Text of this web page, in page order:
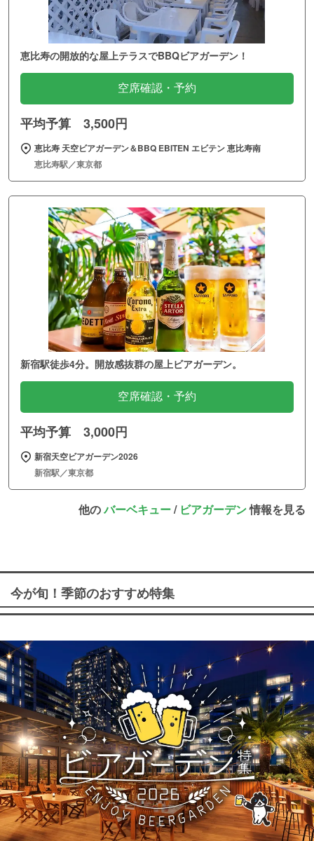
恵比寿の開放的な屋上テラスでBBQビアガーデン！
空席確認・予約
平均予算 3,500円
恵比寿 天空ビアガーデン＆BBQ EBITEN エビテン 恵比寿南
恵比寿駅／東京都
新宿駅徒歩4分。開放感抜群の屋上ビアガーデン。
空席確認・予約
平均予算 3,000円
新宿天空ビアガーデン2026
新宿駅／東京都
他のバーベキュー/ ビアガーデン情報を見る
今が旬！季節のおすすめ特集